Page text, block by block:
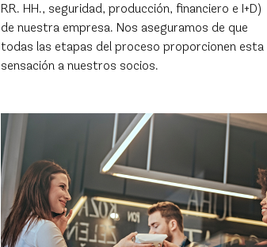
RR. HH., seguridad, producción, financiero e I+D)
de nuestra empresa. Nos aseguramos de que
todas las etapas del proceso proporcionen esta
sensación a nuestros socios.